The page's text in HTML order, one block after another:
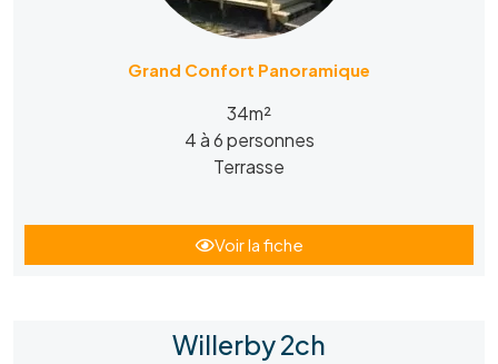
Grand Confort Panoramique
34m²
4 à 6 personnes
Terrasse
Voir la fiche
Willerby 2ch